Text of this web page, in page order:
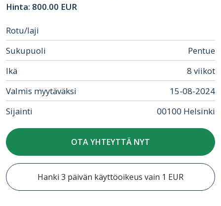
Hinta: 800.00 EUR
Rotu/laji
Sukupuoli
Pentue
Ikä
8 viikot
Valmis myytäväksi
15-08-2024
Sijainti
00100 Helsinki
OTA YHTEYTTÄ NYT
Hanki 3 päivän käyttöoikeus vain 1 EUR